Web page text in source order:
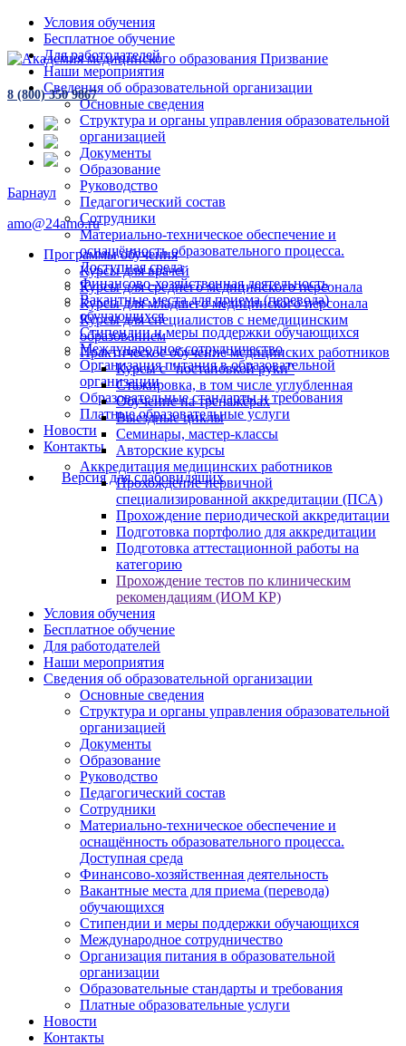
Условия обучения
Бесплатное обучение
Для работодателей
Наши мероприятия
Сведения об образовательной организации
Основные сведения
Структура и органы управления образовательной
организацией
Документы
Образование
Руководство
Педагогический состав
Сотрудники
Материально-техническое обеспечение и
оснащённость образовательного процесса.
Доступная среда
Финансово-хозяйственная деятельность
Вакантные места для приема (перевода)
обучающихся
Стипендии и меры поддержки обучающихся
Международное сотрудничество
Организация питания в образовательной
организации
Образовательные стандарты и требования
Платные образовательные услуги
Новости
Контакты
Версия для слабовидящих
8 (800) 350 9867
Барнаул
amo@24amo.ru
Программы обучения
Курсы для врачей
Курсы для среднего медицинского персонала
Курсы для младшего медицинского персонала
Курсы для специалистов с немедицинским
образованием
Практическое обучение медицинских работников
Курсы с "постановкой руки"
Стажировка, в том числе углубленная
Обучение на тренажёрах
Выездные циклы
Семинары, мастер-классы
Авторские курсы
Аккредитация медицинских работников
Прохождение первичной
специализированной аккредитации (ПСА)
Прохождение периодической аккредитации
Подготовка портфолио для аккредитации
Подготовка аттестационной работы на
категорию
Прохождение тестов по клиническим
рекомендациям (ИОМ КР)
Условия обучения
Бесплатное обучение
Для работодателей
Наши мероприятия
Сведения об образовательной организации
Основные сведения
Структура и органы управления образовательной
организацией
Документы
Образование
Руководство
Педагогический состав
Сотрудники
Материально-техническое обеспечение и
оснащённость образовательного процесса.
Доступная среда
Финансово-хозяйственная деятельность
Вакантные места для приема (перевода)
обучающихся
Стипендии и меры поддержки обучающихся
Международное сотрудничество
Организация питания в образовательной
организации
Образовательные стандарты и требования
Платные образовательные услуги
Новости
Контакты